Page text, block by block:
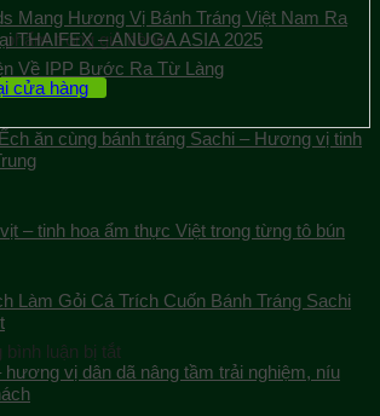
trong giỏ hàng.
cửa hàng
Mang Hương Vị Bánh Tráng Việt Nam Ra
THAIFEX – ANUGA ASIA 2025
Về IPP Bước Ra Từ Làng
ăn cùng bánh tráng Sachi – Hương vị tinh
– tinh hoa ẩm thực Việt trong từng tô bún
Làm Gỏi Cá Trích Cuốn Bánh Tráng Sachi
bình luận bị tắtở
Bật
hương vị dân dã nâng tầm trải nghiệm, níu